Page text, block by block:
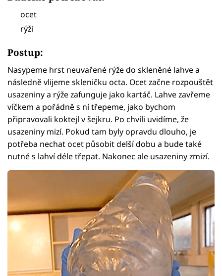
ocet
rýži
Postup:
Nasypeme hrst neuvařené rýže do skleněné lahve a
následně vlijeme skleničku octa. Ocet začne rozpouštět
usazeniny a rýže zafunguje jako kartáč. Lahve zavřeme
víčkem a pořádně s ní třepeme, jako bychom
připravovali koktejl v šejkru. Po chvíli uvidíme, že
usazeniny mizí. Pokud tam byly opravdu dlouho, je
potřeba nechat ocet působit delší dobu a bude také
nutné s lahví déle třepat. Nakonec ale usazeniny zmizí.